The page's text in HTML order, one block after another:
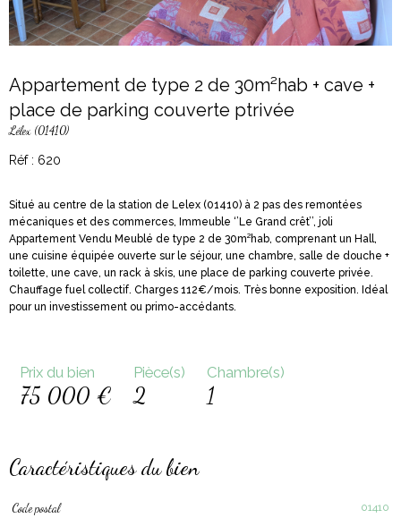
Appartement de type 2 de 30m²hab + cave +
place de parking couverte ptrivée
Lélex (01410)
Réf : 620
Situé au centre de la station de Lelex (01410) à 2 pas des remontées
mécaniques et des commerces, Immeuble ‘’Le Grand crêt’’, joli
Appartement Vendu Meublé de type 2 de 30m²hab, comprenant un Hall,
une cuisine équipée ouverte sur le séjour, une chambre, salle de douche +
toilette, une cave, un rack à skis, une place de parking couverte privée.
Chauffage fuel collectif. Charges 112€/mois. Très bonne exposition. Idéal
pour un investissement ou primo-accédants.
Prix du bien
75 000 €
Pièce(s)
2
Chambre(s)
1
Caractéristiques du bien
Caractéristiques
Code postal 01410